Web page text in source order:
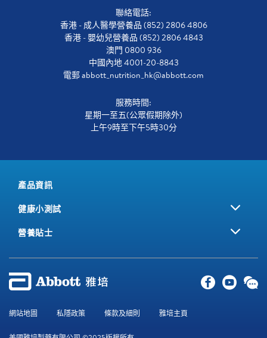
聯絡電話:
香港 - 成人醫學營養品 (852) 2806 4806
香港 - 嬰幼兒營養品 (852) 2806 4843
澳門 0800 936
中國內地 4001-20-8843
電郵abbott_nutrition_hk@abbott.com
服務時間:
星期一至五(公眾假期除外)
上午9時至下午5時30分
產品資訊
健康小測試
營養貼士
網站地圖 私隱政策 條款及細則 雅培主頁